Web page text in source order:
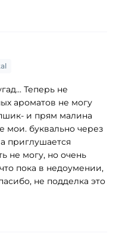
Теперь не
ароматов не могу
и прям малина
мои. буквально через
приглушается
не могу, но очень
пока в недоумении,
не подделка это